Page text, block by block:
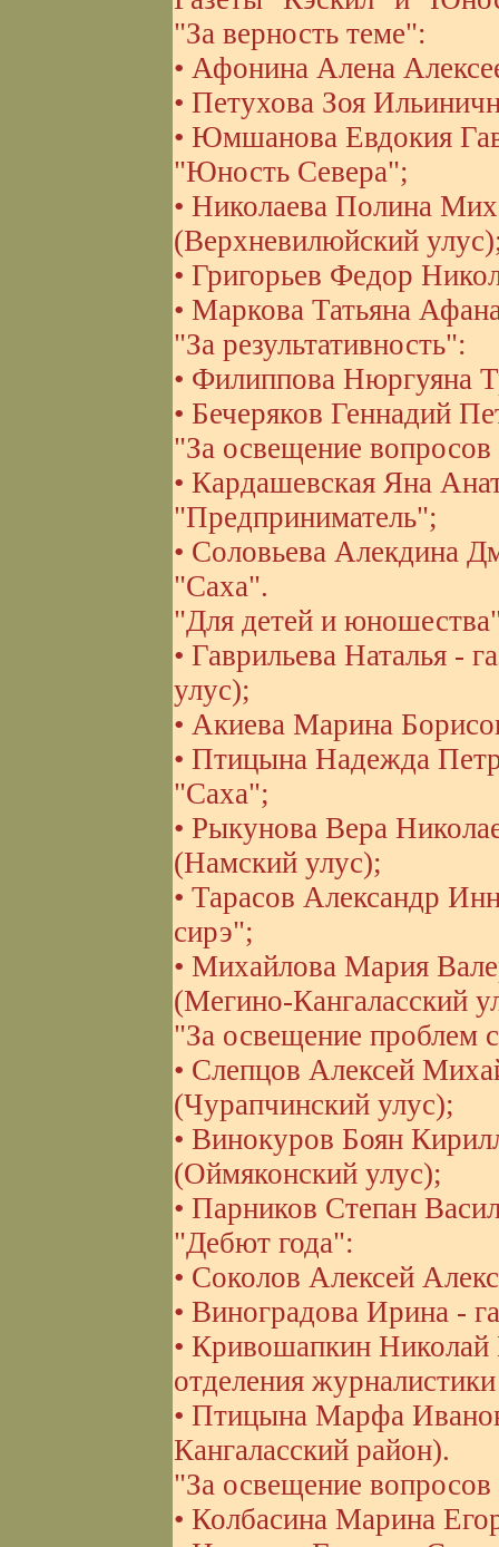
"За верность теме":
• Афонина Алена
• Петухова Зоя
• Юмшанова Евдокия
"Юность Севера";
• Николаева Полина
(Верхневилюйский
• Григорьев Федор
• Маркова Татьяна
"За результативность":
• Филиппова Нюргуяна
• Бечеряков Геннадий
"За освещение
• Кардашевская Яна
"Предприниматель";
• Соловьева Алекдина
"Саха".
"Для детей и
• Гаврильева Наталья -
улус);
• Акиева Марина
• Птицына Надежда
"Саха";
• Рыкунова Вера
(Намский улус);
• Тарасов Александр
сирэ";
• Михайлова Мария
(Мегино-Кангаласский
"За освещение проблем
• Слепцов Алексей
(Чурапчинский улус);
• Винокуров Боян
(Оймяконский улус);
• Парников Степан
"Дебют года":
• Соколов Алексей
• Виноградова Ирина -
• Кривошапкин Николай
отделения
• Птицына Марфа
Кангаласский район).
"За освещение
• Колбасина Марина